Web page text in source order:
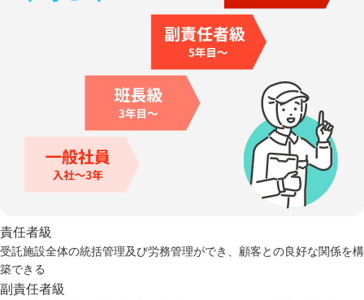
責任者級
受託施設全体の統括管理及び労務管理ができ、顧客との良好な関係を構
築できる
副責任者級